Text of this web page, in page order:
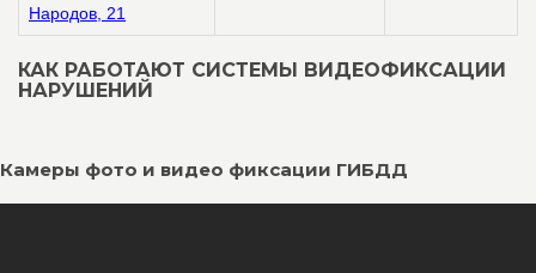
Народов, 21
КАК РАБОТАЮТ СИСТЕМЫ ВИДЕОФИКСАЦИИ
НАРУШЕНИЙ
Камеры фото и видео фиксации ГИБДД